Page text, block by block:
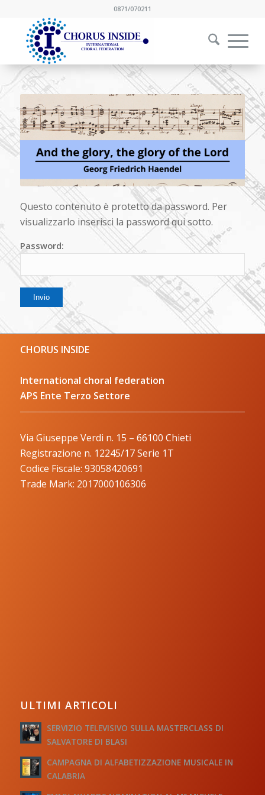
0871/070211
Questo contenuto è protetto da password. Per
visualizzarlo inserisci la password qui sotto.
Password:
CHORUS INSIDE
International choral federation
APS Ente Terzo Settore
Via Giuseppe Verdi n. 15 – 66100 Chieti
Registrazione n. 12245/17 Serie 1T
Codice Fiscale: 93058420691
Trade Mark: 2017000106306
ULTIMI ARTICOLI
SERVIZIO TELEVISIVO SULLA MASTERCLASS DI
SALVATORE DI BLASI
CAMPAGNA DI ALFABETIZZAZIONE MUSICALE IN
CALABRIA